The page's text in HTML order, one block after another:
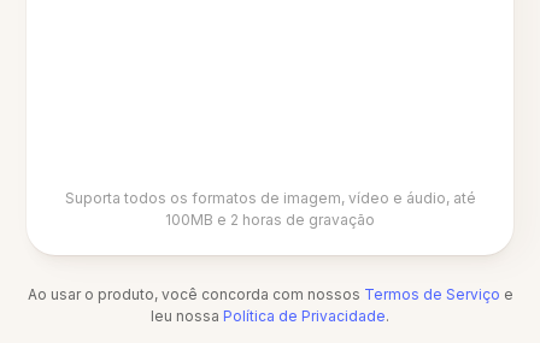
Suporta todos os formatos de imagem, vídeo e áudio, até
100MB e 2 horas de gravação
Ao usar o produto, você concorda com nossos Termos de Serviço e
leu nossa Política de Privacidade.